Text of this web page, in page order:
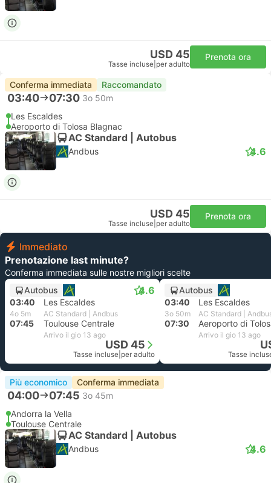
USD 45
Tasse incluse per adulto
Prenota ora
Conferma immediata Raccomandato
03:40 07:30 3o 50m
Les Escaldes
Aeroporto di Tolosa Blagnac
AC Standard | Autobus
Andbus 4.6
USD 45
Tasse incluse per adulto
Prenota ora
Immediato
Prenotazione last minute?
Conferma immediata sulle nostre migliori scelte
Autobus
4.6
03:40 Les Escaldes
4o 5m AC Standard | Andbus
07:45 Toulouse Centrale
Arrivo il gio 13 ago
USD 45
Tasse incluse per adulto
Autobus
03:40
Les Escaldes
3o 50m AC Standard |
07:30 Aeroporto di
Arrivo il gio 13 ago
Tasse
Più economico Conferma immediata
04:00 07:45 3o 45m
Andorra la Vella
Toulouse Centrale
AC Standard | Autobus
Andbus 4.6